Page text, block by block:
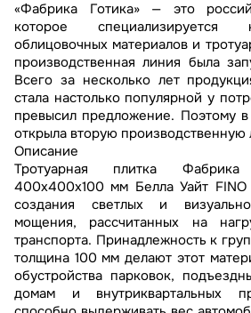
«Фабрика Готика» — это
которое специализируется
облицовочных материалов и
производственная линия была
Всего за несколько лет
стала настолько популярной у
превысил предложение. Поэтому
открыла вторую производственную
Описание
Тротуарная плитка
400х400х100 мм Белла Уайт
создания светлых и
мощения, рассчитанных на
транспорта. Принадлежность к
толщина 100 мм делают этот
обустройства парковок,
домам и внутриквартальных